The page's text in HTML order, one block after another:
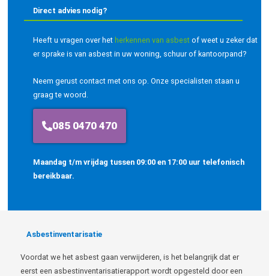
Direct advies nodig?
Heeft u vragen over het herkennen van asbestof weet u zeker dat
er sprake is van asbest in uw woning, schuur of kantoorpand?
Neem gerust contact met ons op. Onze specialisten staan u
graag te woord.
085 0470 470
Maandag t/m vrijdag tussen 09:00 en 17:00 uur telefonisch
bereikbaar.
Asbestinventarisatie
Voordat we het asbest gaan verwijderen, is het belangrijk dat er
eerst een asbestinventarisatierapport wordt opgesteld door een